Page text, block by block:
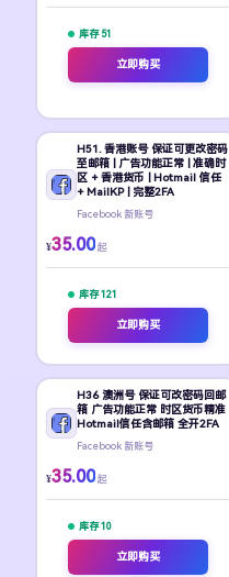
库存 51
立即购买
H51. 香港账号 保证可更改密码
至邮箱 | 广告功能正常 | 准确时
区 + 香港货币 | Hotmail 信任
+ MailKP | 完整2FA
Facebook 新账号
¥35.00 起
库存 121
立即购买
H36 澳洲号 保证可改密码回邮
箱 广告功能正常 时区货币精准
Hotmail信任含邮箱 全开2FA
Facebook 新账号
¥35.00 起
库存 10
立即购买